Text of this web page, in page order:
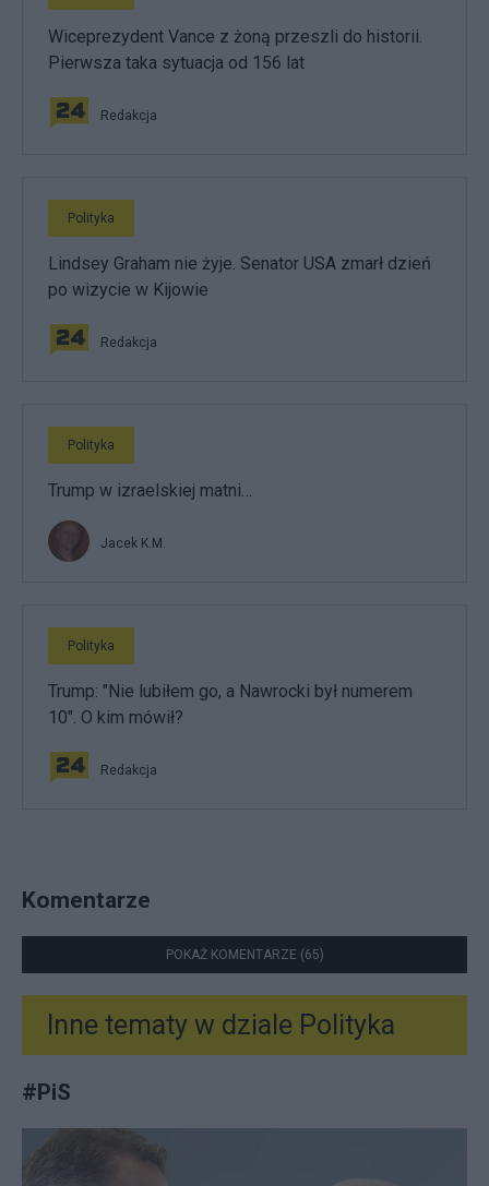
Wiceprezydent Vance z żoną przeszli do historii.
Pierwsza taka sytuacja od 156 lat
Redakcja
Polityka
Lindsey Graham nie żyje. Senator USA zmarł dzień
po wizycie w Kijowie
Redakcja
Polityka
Trump w izraelskiej matni…
Jacek K.M.
Polityka
Trump: "Nie lubiłem go, a Nawrocki był numerem
10". O kim mówił?
Redakcja
Komentarze
POKAŻ KOMENTARZE (65)
Inne tematy w dziale Polityka
#PiS